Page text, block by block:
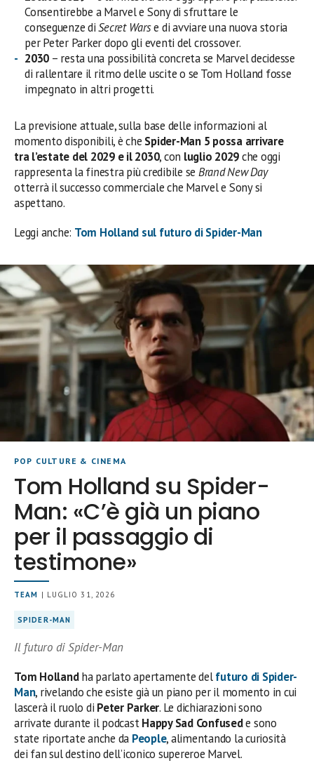
Consentirebbe a Marvel e Sony di sfruttare le
conseguenze diSecret Warse di avviare una nuova storia
per Peter Parker dopo gli eventi del crossover.
2030 – resta una possibilità concreta se Marvel decidesse
di rallentare il ritmo delle uscite o se Tom Holland fosse
impegnato in altri progetti.
La previsione attuale, sulla base delle informazioni al
momento disponibili, è che Spider-Man 5 possa arrivare
tra l’estate del 2029 e il 2030, con luglio 2029che oggi
rappresenta la finestra più credibile se Brand New Day
otterrà il successo commerciale che Marvel e Sony si
aspettano.
Leggi anche: Tom Holland sul futuro di Spider-Man
POP CULTURE & CINEMA
Tom Holland su Spider-
Man: «C’è già un piano
per il passaggio di
testimone»
TEAM | LUGLIO 31, 2026
SPIDER-MAN
Il futuro di Spider-Man
Tom Hollandha parlato apertamente delfuturo di Spider-
Man, rivelando che esiste già un piano per il momento in cui
lascerà il ruolo di Peter Parker. Le dichiarazioni sono
arrivate durante il podcastHappy Sad Confusede sono
state riportate anche da People, alimentando la curiosità
dei fan sul destino dell’iconico supereroe Marvel.